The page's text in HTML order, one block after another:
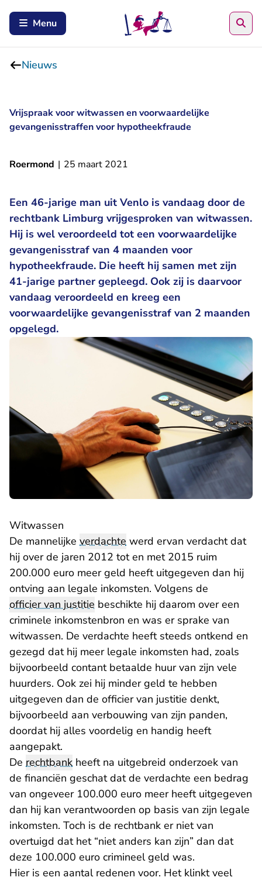
Menu
Nieuws
Vrijspraak voor witwassen en voorwaardelijke
gevangenisstraffen voor hypotheekfraude
Roermond | 25 maart 2021
Een 46-jarige man uit Venlo is vandaag door de
rechtbank Limburg vrijgesproken van witwassen.
Hij is wel veroordeeld tot een voorwaardelijke
gevangenisstraf van 4 maanden voor
hypotheekfraude. Die heeft hij samen met zijn
41-jarige partner gepleegd. Ook zij is daarvoor
vandaag veroordeeld en kreeg een
voorwaardelijke gevangenisstraf van 2 maanden
opgelegd.
Witwassen
De mannelijke verdachte werd ervan verdacht dat
hij over de jaren 2012 tot en met 2015 ruim
200.000 euro meer geld heeft uitgegeven dan hij
ontving aan legale inkomsten. Volgens de
officier van justitie beschikte hij daarom over een
criminele inkomstenbron en was er sprake van
witwassen. De verdachte heeft steeds ontkend en
gezegd dat hij meer legale inkomsten had, zoals
bijvoorbeeld contant betaalde huur van zijn vele
huurders. Ook zei hij minder geld te hebben
uitgegeven dan de officier van justitie denkt,
bijvoorbeeld aan verbouwing van zijn panden,
doordat hij alles voordelig en handig heeft
aangepakt.
De rechtbank heeft na uitgebreid onderzoek van
de financiën geschat dat de verdachte een bedrag
van ongeveer 100.000 euro meer heeft uitgegeven
dan hij kan verantwoorden op basis van zijn legale
inkomsten. Toch is de rechtbank er niet van
overtuigd dat het “niet anders kan zijn” dan dat
deze 100.000 euro crimineel geld was.
Hier is een aantal redenen voor. Het klinkt veel